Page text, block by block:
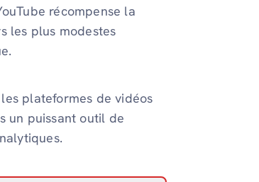
récompense la
les plus modestes
plateformes de vidéos
un puissant outil de